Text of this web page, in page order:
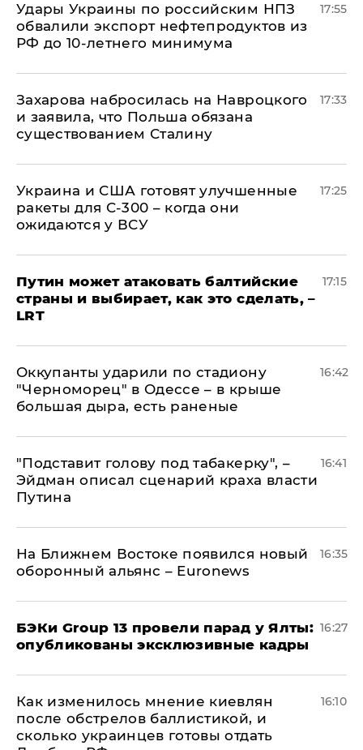
Удары Украины по российским НПЗ
обвалили экспорт нефтепродуктов из
РФ до 10-летнего минимума
17:55
​Захарова набросилась на Навроцкого
и заявила, что Польша обязана
существованием Сталину
17:33
Украина и США готовят улучшенные
ракеты для С-300 – когда они
ожидаются у ВСУ
17:25
Путин может атаковать балтийские
страны и выбирает, как это сделать, –
LRT
17:15
Оккупанты ударили по стадиону
"Черноморец" в Одессе – в крыше
большая дыра, есть раненые
16:42
​"Подставит голову под табакерку", –
Эйдман описал сценарий краха власти
Путина
16:41
На Ближнем Востоке появился новый
оборонный альянс – Euronews
16:35
​БЭКи Group 13 провели парад у Ялты:
опубликованы эксклюзивные кадры
16:27
Как изменилось мнение киевлян
после обстрелов баллистикой, и
сколько украинцев готовы отдать
16:10